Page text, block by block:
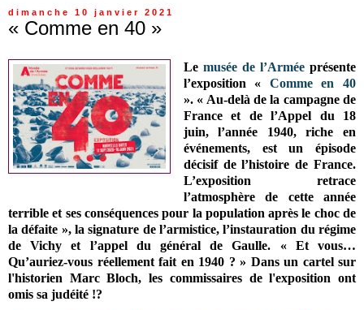
dimanche 10 janvier 2021
« Comme en 40 »
Le musée de l’Arméeprésente
l’exposition « Comme en 40
». « Au-delà de la campagne de
France et de l’Appel du 18
juin, l’année 1940, riche en
événements, est un épisode
décisif de l’histoire de France.
L’exposition retrace
l’atmosphère de cette année
terrible et ses conséquences pour la population après le choc de
la défaite », la signature de l’armistice, l’instauration du régime
de Vichy et l’appel du général de Gaulle. « Et vous…
Qu’auriez-vous réellement fait en 1940 ? » Dans un cartel sur
l'historien Marc Bloch, les commissaires de l'exposition ont
omis sa judéité !?